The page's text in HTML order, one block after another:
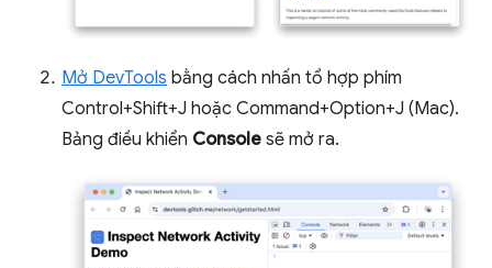
Mở DevTools bằng cách nhấn tổ hợp phím
Control+Shift+J hoặc Command+Option+J (Mac).
Bảng điều khiển Console sẽ mở ra.